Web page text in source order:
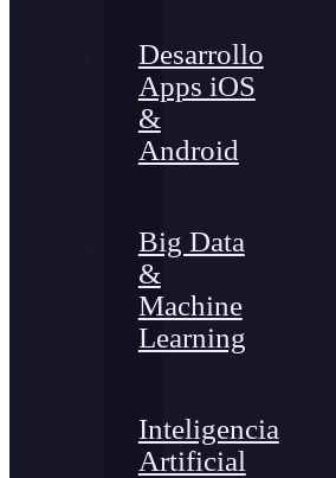
Desarrollo
Apps iOS
&
Android
Big Data
&
Machine
Learning
Inteligencia
Artificial